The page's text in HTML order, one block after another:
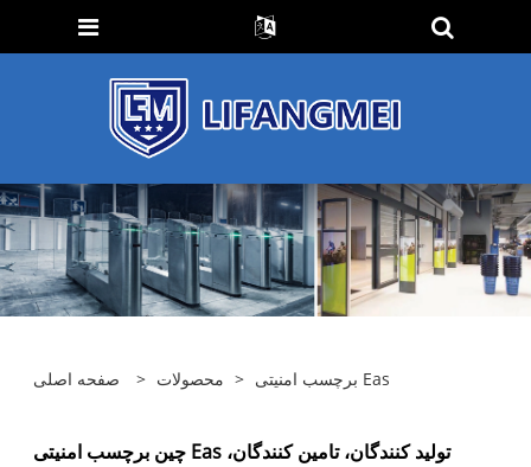
صفحه اصلی > محصولات > برچسب امنیتی Eas
چین برچسب امنیتی Eas تولید کنندگان، تامین کنندگان،